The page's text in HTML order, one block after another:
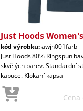
Just Hoods
kód výrobku:awjh001farb-l
Just Hoods 80% Ringspun
skvělých barev. Standardní
kapuce. Klokaní kapsa
Cena